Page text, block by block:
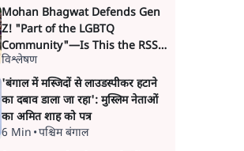
Mohan Bhagwat Defends Gen
Z! "Part of the LGBTQ
Community"—Is This the RSS's
New Move?
विश्लेषण
'बंगाल में मस्जिदों से लाउडस्पीकर हटाने
का दबाव डाला जा रहा': मुस्लिम नेताओं
का अमित शाह को पत्र
6 Min •पश्चिम बंगाल